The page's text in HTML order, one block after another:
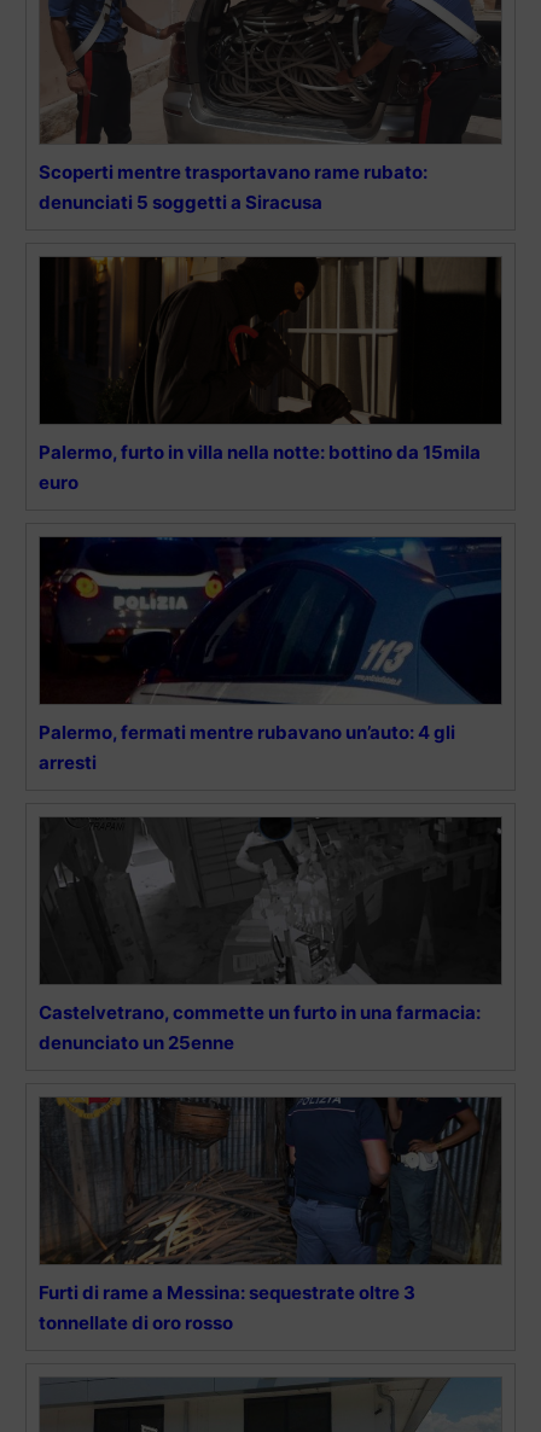
Scoperti mentre trasportavano rame rubato:
denunciati 5 soggetti a Siracusa
Palermo, furto in villa nella notte: bottino da 15mila
euro
Palermo, fermati mentre rubavano un’auto: 4 gli
arresti
Castelvetrano, commette un furto in una farmacia:
denunciato un 25enne
Furti di rame a Messina: sequestrate oltre 3
tonnellate di oro rosso